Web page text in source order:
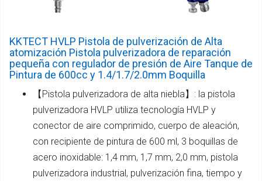
KKTECT HVLP Pistola de pulverización de Alta
atomización Pistola pulverizadora de reparación
pequeña con regulador de presión de Aire Tanque de
Pintura de 600cc y 1.4/1.7/2.0mm Boquilla
【Pistola pulverizadora de alta niebla】: la pistola
pulverizadora HVLP utiliza tecnología HVLP y
conector de aire comprimido, cuerpo de aleación,
con recipiente de pintura de 600 ml, 3 boquillas de
acero inoxidable: 1,4 mm, 1,7 mm, 2,0 mm, pistola
pulverizadora industrial, pulverización fina, tiempo y